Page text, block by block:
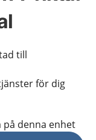
till
för dig
på denna enhet
regionalt innehåll